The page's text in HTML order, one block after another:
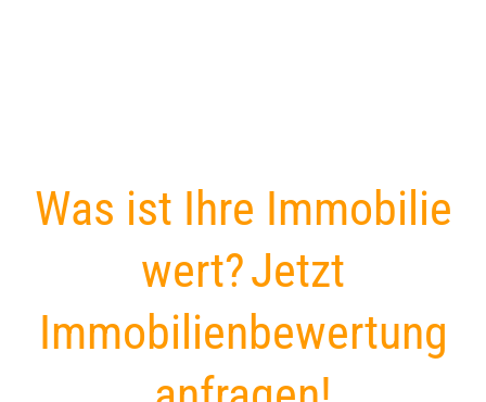
Was ist Ihre Immobilie
wert?Jetzt
Immobilienbewertung